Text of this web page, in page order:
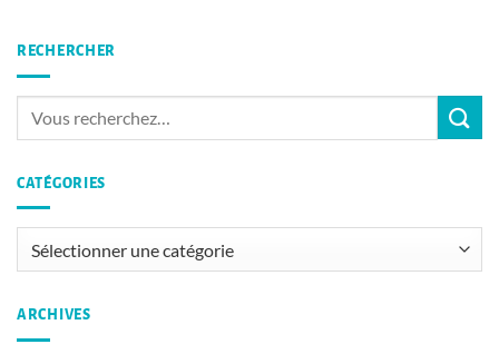
RECHERCHER
CATÉGORIES
ARCHIVES